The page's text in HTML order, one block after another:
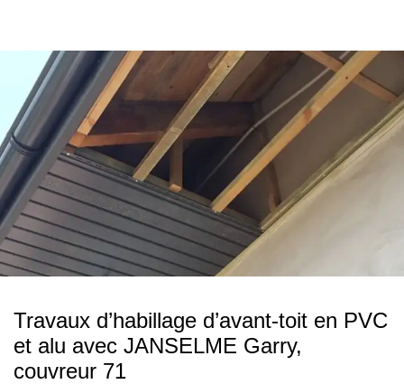
Travaux d’habillage d’avant-toit en PVC
et alu avec JANSELME Garry,
couvreur 71